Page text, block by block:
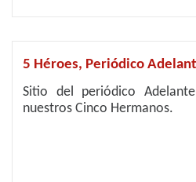
5 Héroes, Periódico
Sitio del periódico
nuestros Cinco Hermanos.